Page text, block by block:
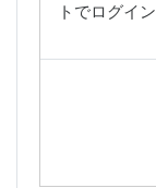
トでログイ